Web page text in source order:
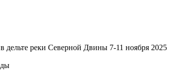
дельте реки Северной Двины 7-11 ноября 2025